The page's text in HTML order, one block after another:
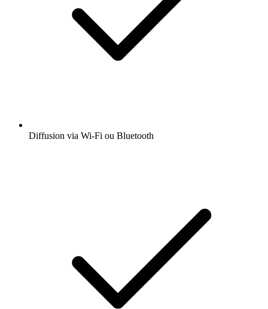
Diffusion via Wi-Fi ou Bluetooth